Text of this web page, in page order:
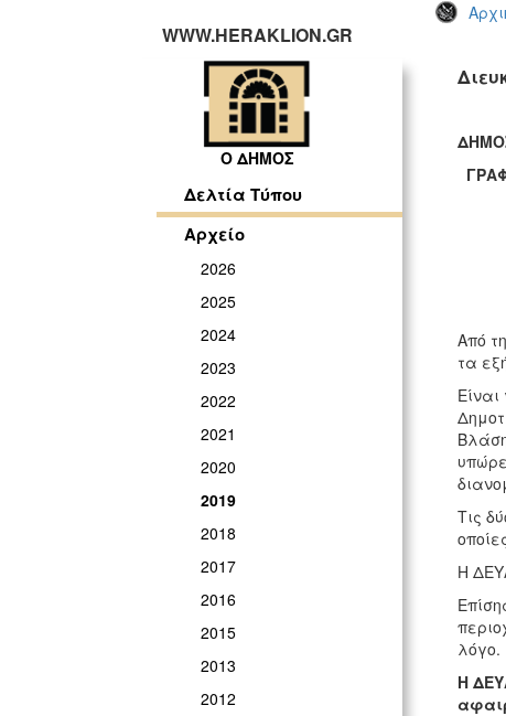
WWW.HERAKLION.GR
Ο ΔΗΜΟΣ
Δελτία Τύπου
Αρχείο
2026
2025
2024
2023
2022
2021
2020
2019
2018
2017
2016
2015
2013
2012
Από
τα
Τις
Η
λόγο.
Η